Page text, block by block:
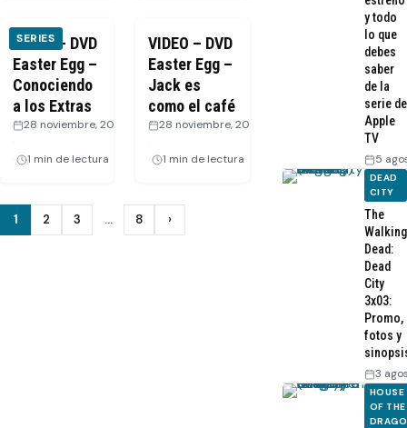
SERIES
VIDEO – DVD
Easter Egg –
Conociendo
a los Extras
28 noviembre, 2008
1 min de lectura
VIDEO – DVD
Easter Egg –
Jack es
como el café
28 noviembre, 2008
1 min de lectura
Paginación
1 2 3 … 8 ›
y todo
lo que
debes
saber
de la
serie de
Apple
TV
5
DEAD
CITY
The
Walking
Dead:
Dead
City
3x03:
Promo,
fotos y
3
HOUSE
OF THE